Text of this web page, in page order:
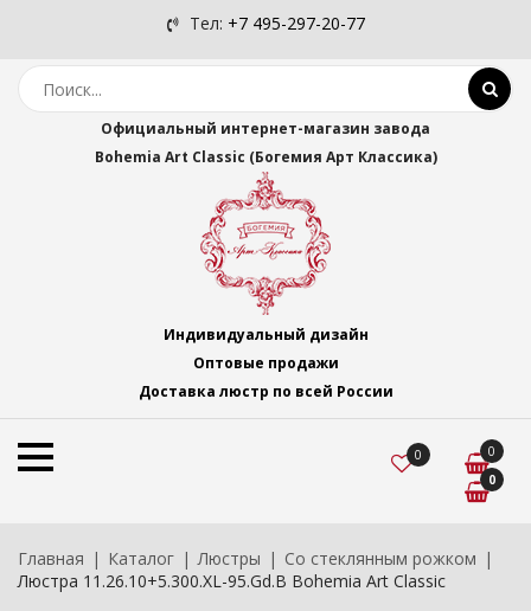
Тел: +7 495-297-20-77
Официальный интернет-магазин завода
Bohemia Art Classic (Богемия Арт Классика)
Индивидуальный дизайн
Оптовые продажи
Доставка люстр по всей России
0
0
0
Главная Каталог Люстры
Со стеклянным рожком
Люстра 11.26.10+5.300.XL-95.Gd.B Bohemia Art Classic